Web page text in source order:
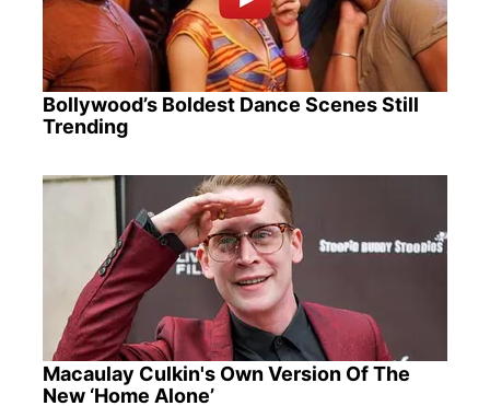
Bollywood’s Boldest Dance Scenes Still
Trending
Macaulay Culkin's Own Version Of The
New ‘Home Alone’